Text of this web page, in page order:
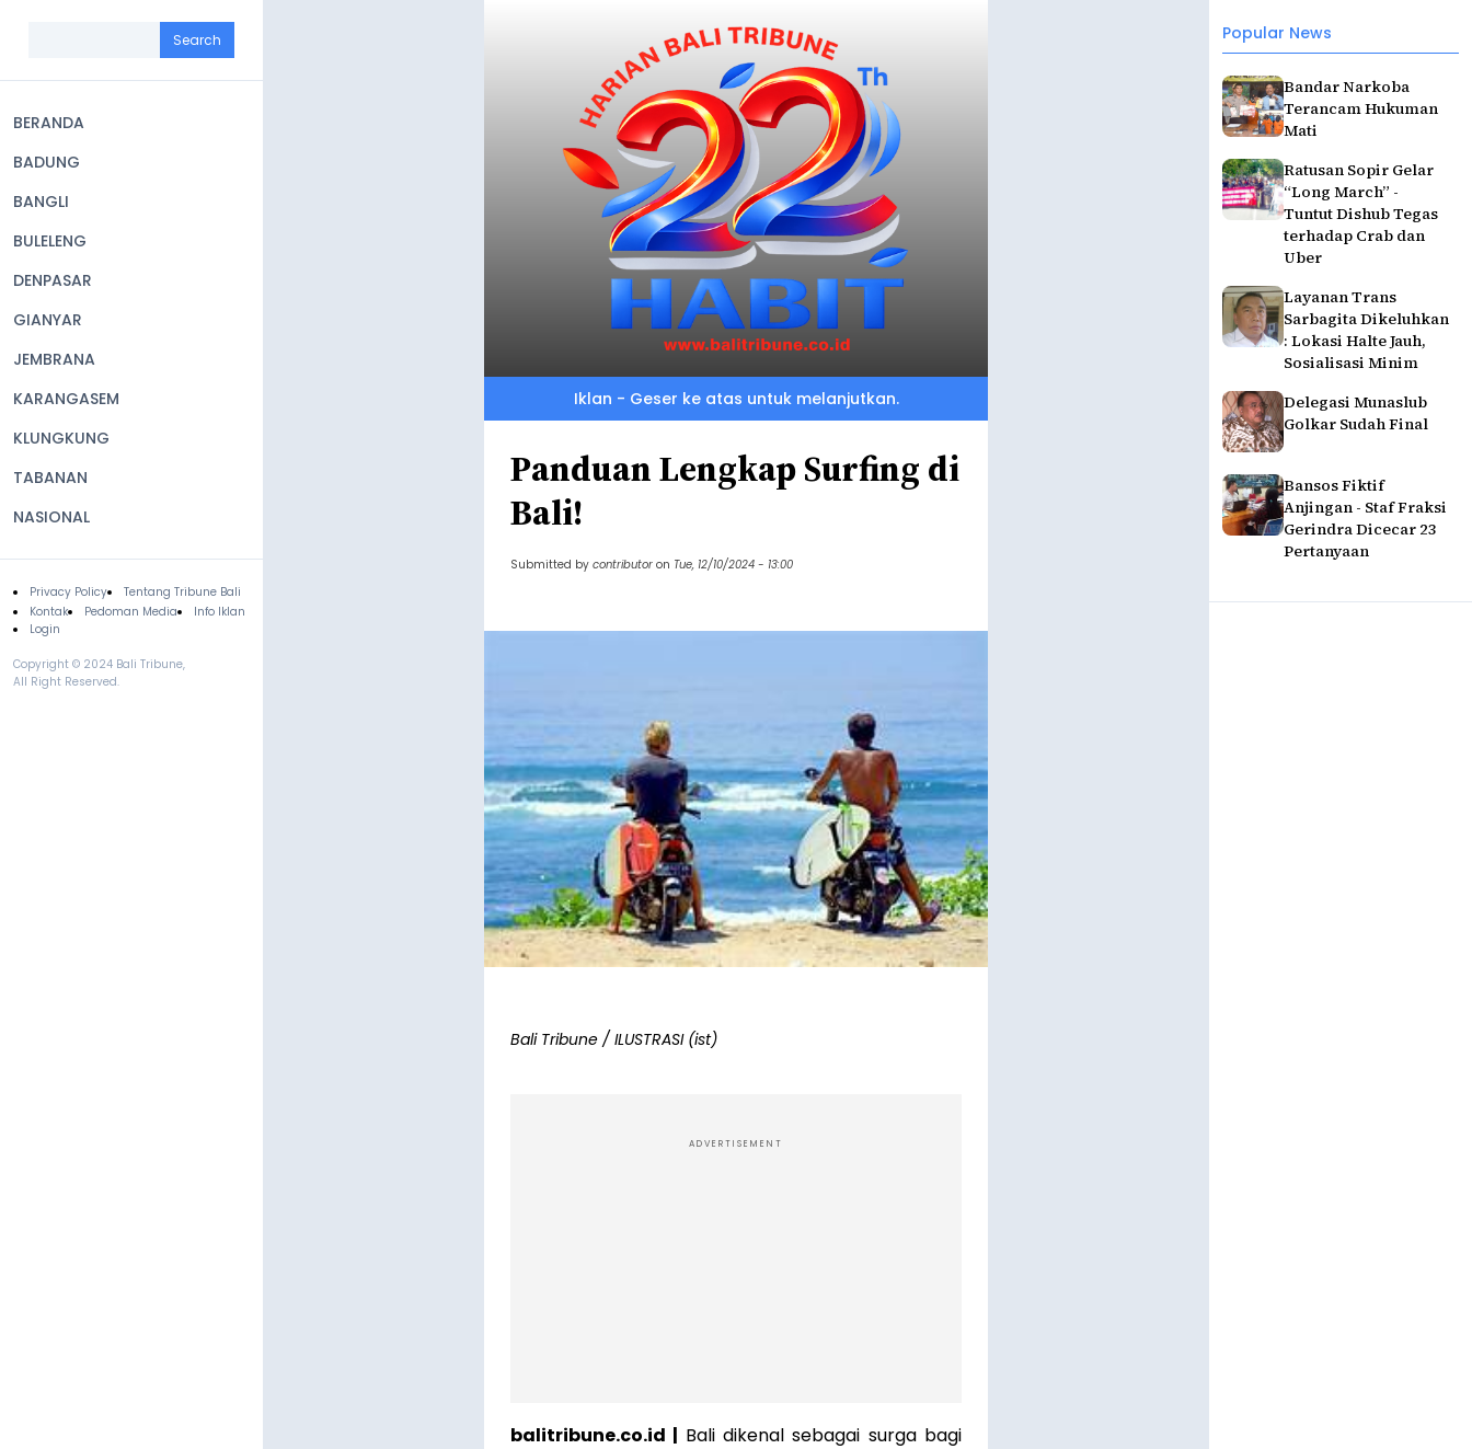
navigation
BERANDA
BADUNG
BANGLI
BULELENG
DENPASAR
GIANYAR
JEMBRANA
KARANGASEM
KLUNGKUNG
TABANAN
NASIONAL
Footer
Privacy Policy
Tentang Tribune Bali
Kontak
Pedoman Media
Info Iklan
Login
Copyright © 2024 Bali Tribune,
All Right Reserved.
Popular News
Bandar Narkoba
Terancam Hukuman
Mati
Ratusan Sopir Gelar
“Long March” -
Tuntut Dishub Tegas
terhadap Crab dan
Uber
Layanan Trans
Sarbagita Dikeluhkan
: Lokasi Halte Jauh,
Sosialisasi Minim
Delegasi Munaslub
Golkar Sudah Final
Bansos Fiktif
Anjingan - Staf Fraksi
Gerindra Dicecar 23
Pertanyaan
Iklan - Geser ke atas untuk melanjutkan.
Panduan Lengkap Surfing di
Bali!
Submitted by contributor on Tue, 12/10/2024 - 13:00
Bali Tribune / ILUSTRASI (ist)
ADVERTISEMENT
balitribune.co.id | Bali dikenal sebagai surga bagi